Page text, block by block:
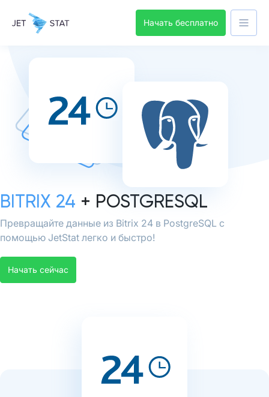
Начать бесплатно
BITRIX 24 + POSTGRESQL
Превращайте данные из Bitrix 24 в PostgreSQL с
помощью JetStat легко и быстро!
Начать сейчас